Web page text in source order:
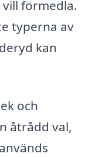
förmedla.
typerna av
kan
och
åtrådd val,